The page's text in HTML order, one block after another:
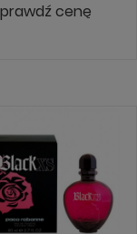
cenę